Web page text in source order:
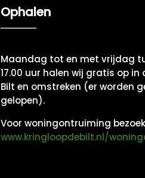
Ophalen
Maandag tot en met vrijdag
17.00 uur halen wij gratis op in
Bilt en omstreken (er worden
gelopen).
Voor woningontruiming
www.kringloopdebilt.nl/